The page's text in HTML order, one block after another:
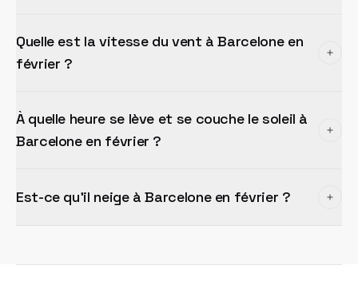
Quelle est la vitesse du vent à Barcelone en
février ?
À quelle heure se lève et se couche le soleil à
Barcelone en février ?
Est-ce qu'il neige à Barcelone en février ?